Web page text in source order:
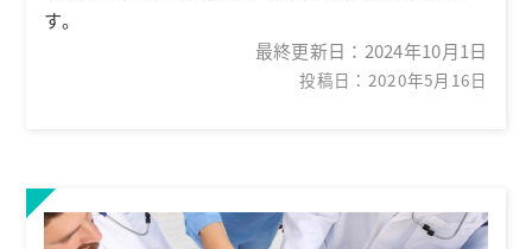
す。
最終更新日： 2024年10月1日
投稿日：2020年5月16日